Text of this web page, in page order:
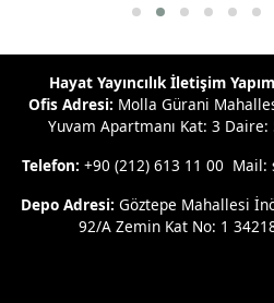
Hayat Yayıncılık İletişim
Ofis Adresi: Molla Gürani
Yuvam Apartmanı Kat: 3
Telefon: +90 (212) 613 11 00
Depo Adresi: Göztepe Mahallesi
92/A Zemin Kat No: 1